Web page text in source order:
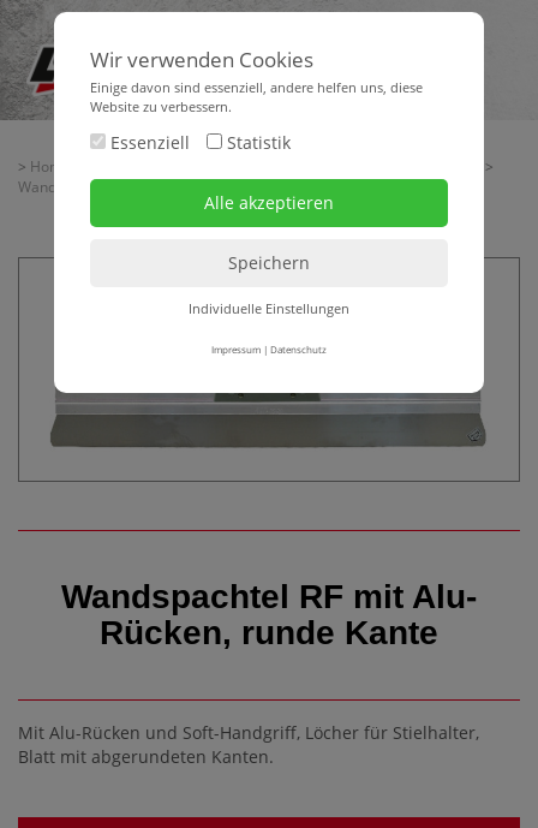
> Home
>
Wandspachteln
Wandspachtel RF mit Alu-
Rücken, runde Kante
Mit Alu-Rücken und Soft-Handgriff, Löcher für Stielhalter,
Blatt mit abgerundeten Kanten.
Wir verwenden Cookies
Einige davon sind essenziell, andere helfen uns, diese
Website zu verbessern.
Essenziell Statistik
Individuelle Einstellungen
Impressum| Datenschutz